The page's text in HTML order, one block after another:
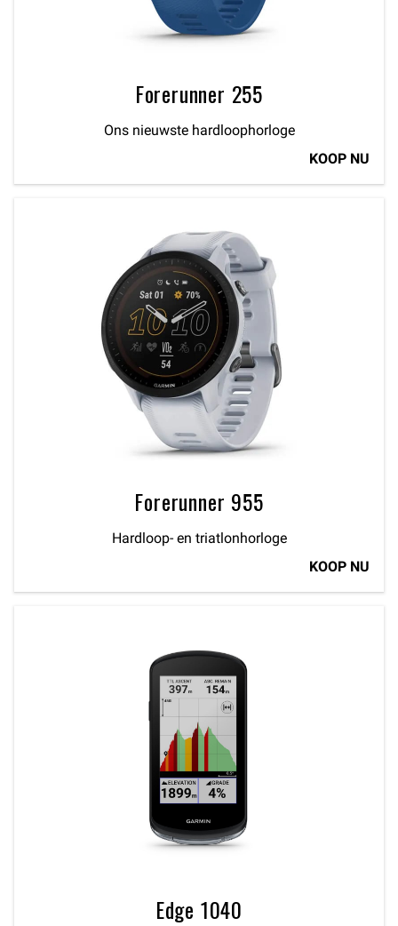
Forerunner 255
Ons nieuwste hardloophorloge
KOOP NU
Forerunner 955
Hardloop- en triatlonhorloge
KOOP NU
Edge 1040